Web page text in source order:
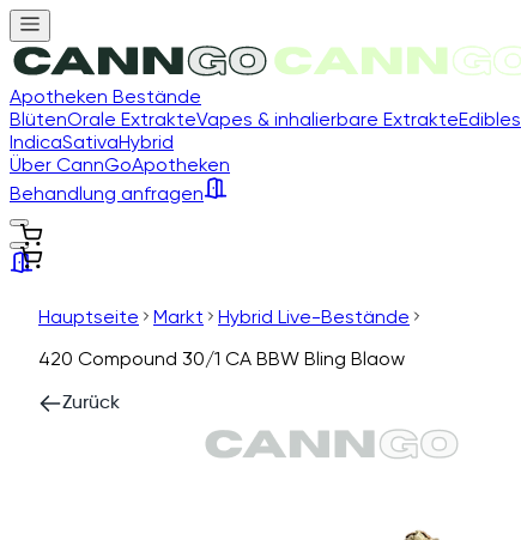
Apotheken Bestände
BlütenOrale ExtrakteVapes & inhalierbare ExtrakteEdibles
IndicaSativaHybrid
Über CannGoApotheken
Behandlung anfragen
Hauptseite Markt
Hybrid Live-Bestände
420 Compound 30/1 CA BBW Bling Blaow
Zurück